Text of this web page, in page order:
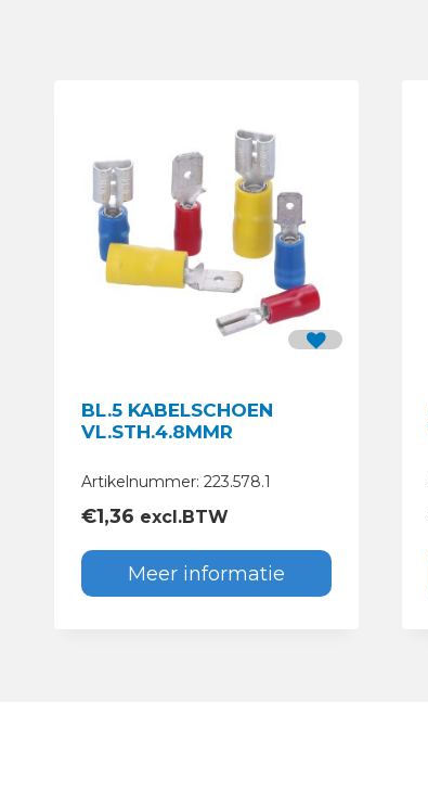
BL.5 KABELSCHOEN
VL.STH.4.8MMR
Artikelnummer: 223.578.1
€1,36 excl.BTW
Meer informatie